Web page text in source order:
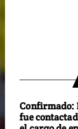
Confirmado:
fue